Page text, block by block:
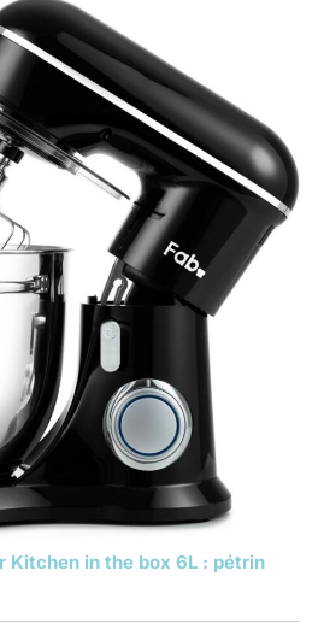
Kitchen in the box 6L : pétrin